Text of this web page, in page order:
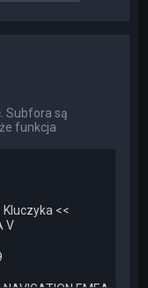
Subfora są
funkcja